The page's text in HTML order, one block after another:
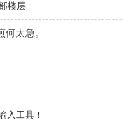
楼层
太急。
入工具！